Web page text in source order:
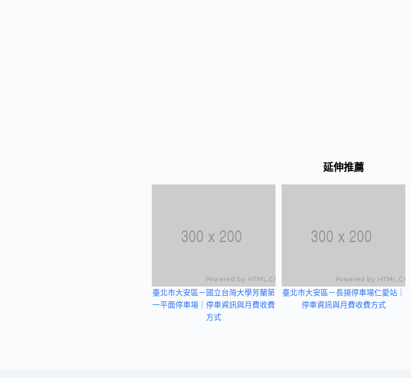
延伸推薦
臺北市大安區－國立台灣大學芳蘭第
一平面停車場｜停車資訊與月費收費
方式
臺北市大安區－長揚停車場仁愛站｜
停車資訊與月費收費方式